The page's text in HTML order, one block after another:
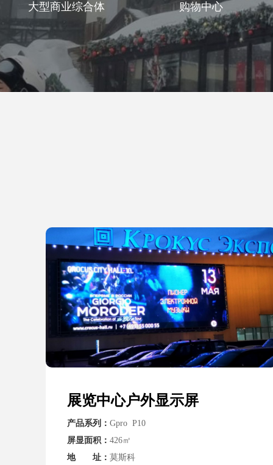
大型商业综合体 购物中心
展览中心户外显示屏
产品系列： Gpro P10
屏显面积： 426㎡
地 址： 莫斯科